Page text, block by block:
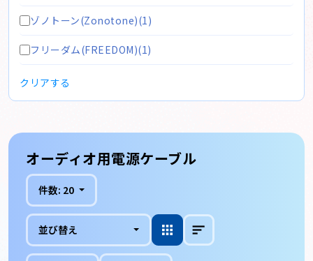
ゾノトーン(Zonotone)(1)
フリーダム(FREEDOM)(1)
クリアする
オーディオ用電源ケーブル
件数: 20
並び替え